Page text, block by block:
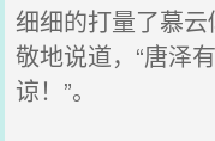
细细的打量了慕
敬地说道，“唐泽
谅！”。